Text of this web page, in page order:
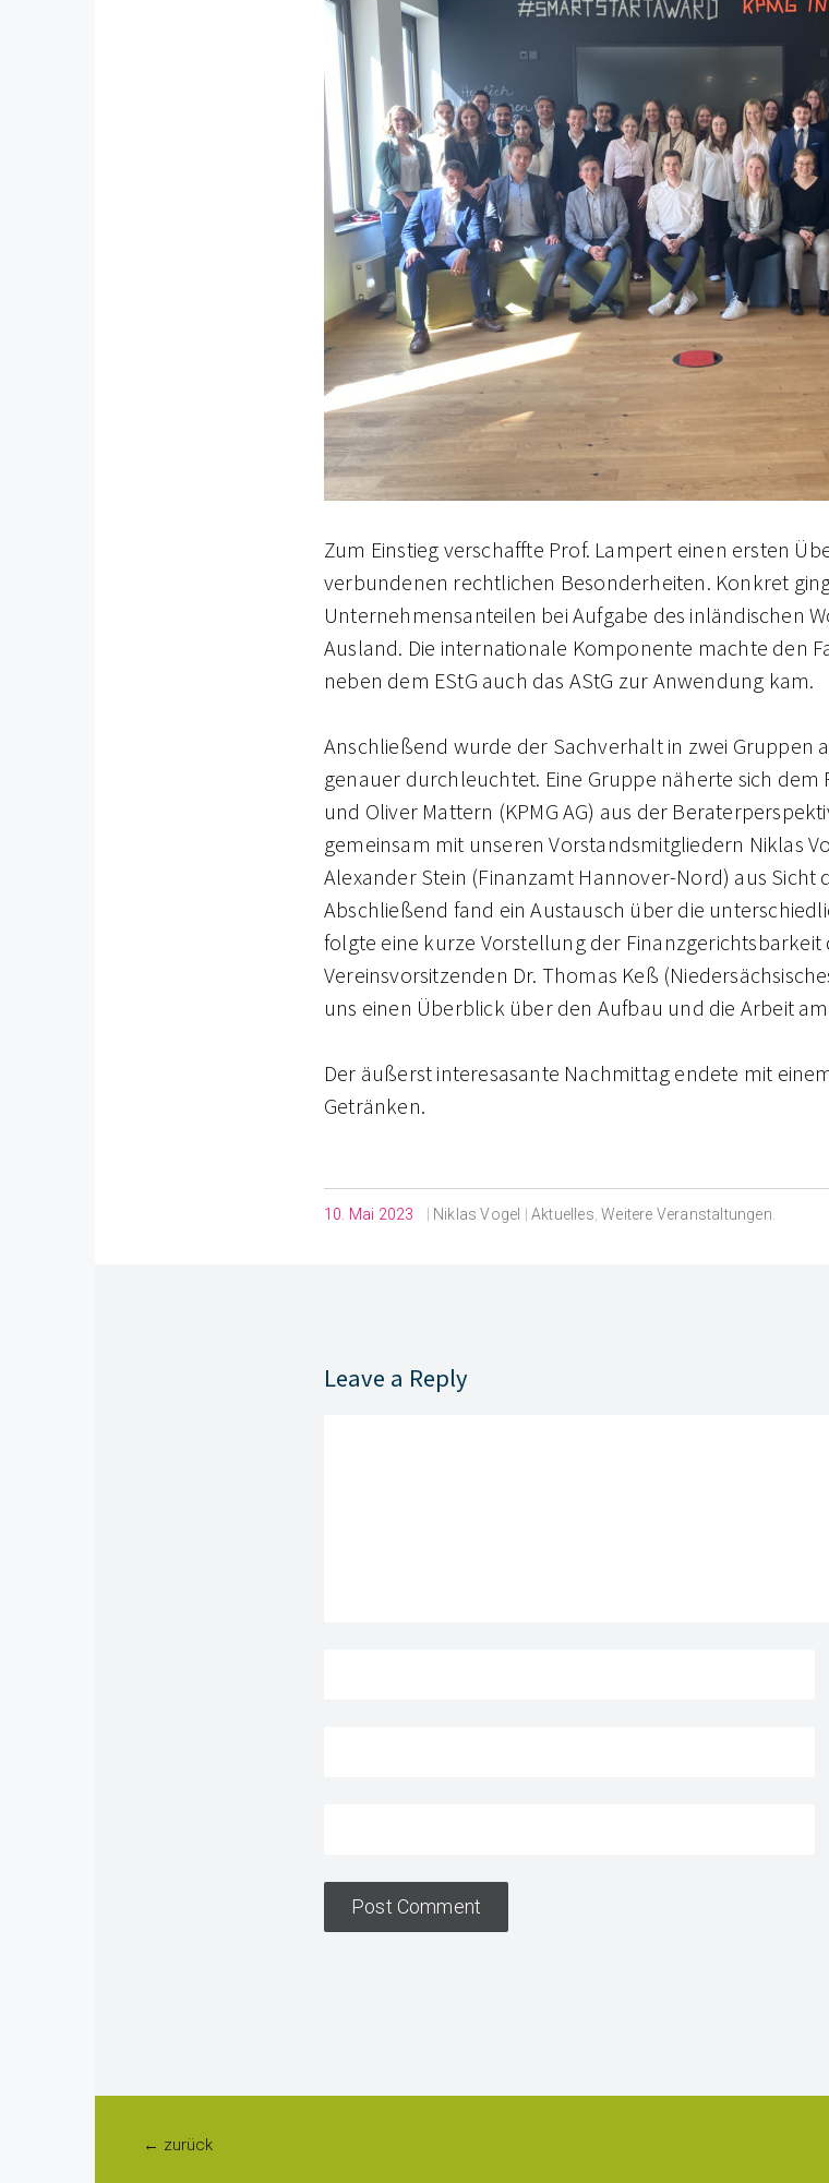
Zum Einstieg verschaffte Prof. Lampert einen ersten
verbundenen rechtlichen Besonderheiten. Konkret
Unternehmensanteilen bei Aufgabe des inländischen
Ausland. Die internationale Komponente machte den
neben dem EStG auch das AStG zur Anwendung kam.
Anschließend wurde der Sachverhalt in zwei Gruppen
genauer durchleuchtet. Eine Gruppe näherte sich
und Oliver Mattern (KPMG AG) aus der
gemeinsam mit unseren Vorstandsmitgliedern Niklas
Alexander Stein (Finanzamt Hannover-Nord) aus
Abschließend fand ein Austausch über die
folgte eine kurze Vorstellung der
Vereinsvorsitzenden Dr. Thomas Keß
uns einen Überblick über den Aufbau und die Arbeit
Der äußerst interesasante Nachmittag endete mit
Getränken.
10. Mai 2023 Niklas Vogel |Aktuelles,Weitere Veranstaltungen.
Leave a Reply
← zurück